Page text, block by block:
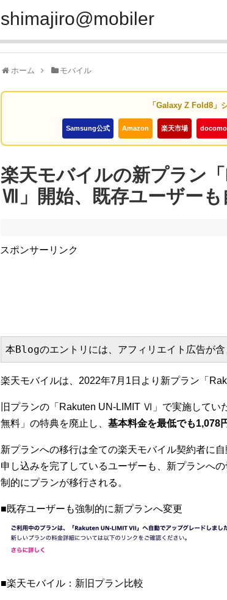
shimajiro@mobiler
ホーム モバイル
「Galaxy Z Fold8」
Samsung公式 Amazon 楽天市場 docomo
楽天モバイルの新プラン
Ⅶ」開始、既存ユーザーも
スポンサーリンク
本Blogのエントリには、アフィリエイト広告が含
楽天モバイルは、2022年7月1日より新プラン「
旧プランの「Rakuten UN-LIMIT Ⅵ」で実施してい
無料」の特典を廃止し、 基本料金を最低でも1,078
新プランへの移行は全ての楽天モバイル契約者に
申し込みを完了しているユーザーも、新プランへ
制的にプランが移行される。
■既存ユーザーも強制的に新プランへ変更
■楽天モバイル：新旧プラン比較